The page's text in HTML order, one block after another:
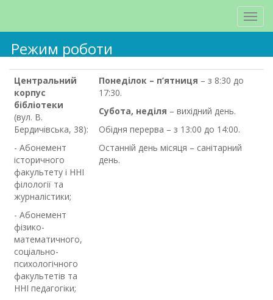
Режим роботи
Центральний
корпус
бібліотеки
(вул. В.
Бердичівська, 38):
- Абонемент
історичного
факультету і ННІ
філології та
журналістики;
- Абонемент
фізико-
математичного,
соціально-
психологічного
факультетів та
ННІ педагогіки;
Понеділок – п’ятниця – з 8:30 до
17:30.
Субота, неділя – вихідний день.
Обідня перерва – з 13:00 до 14:00.
Останній день місяця – санітарний
день.